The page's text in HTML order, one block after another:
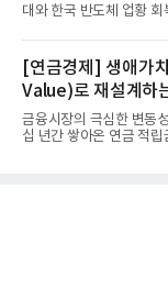
대와 한국 반도체 업황
[연금경제] 생애가
Value)로 재설계하
생활보장과 평생소
금융시장의 극심한 변동
십 년간 쌓아온 연금 적